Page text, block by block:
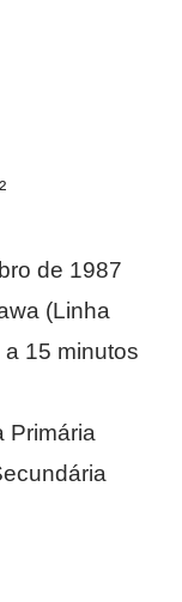
de 1987
(Linha
15 minutos
Primária